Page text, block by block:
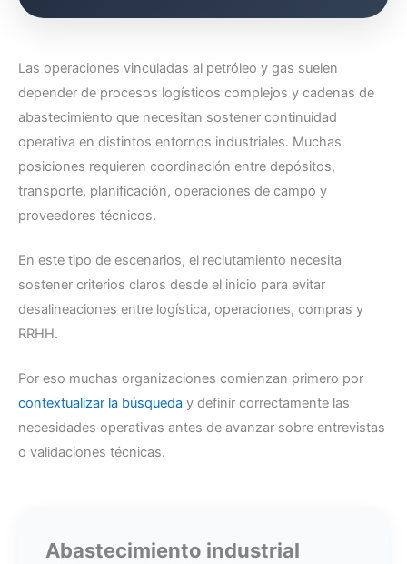
Las operaciones vinculadas al petróleo y gas suelen
depender de procesos logísticos complejos y cadenas de
abastecimiento que necesitan sostener continuidad
operativa en distintos entornos industriales. Muchas
posiciones requieren coordinación entre depósitos,
transporte, planificación, operaciones de campo y
proveedores técnicos.
En este tipo de escenarios, el reclutamiento necesita
sostener criterios claros desde el inicio para evitar
desalineaciones entre logística, operaciones, compras y
RRHH.
Por eso muchas organizaciones comienzan primero por
contextualizar la búsqueda y definir correctamente las
necesidades operativas antes de avanzar sobre entrevistas
o validaciones técnicas.
Abastecimiento industrial